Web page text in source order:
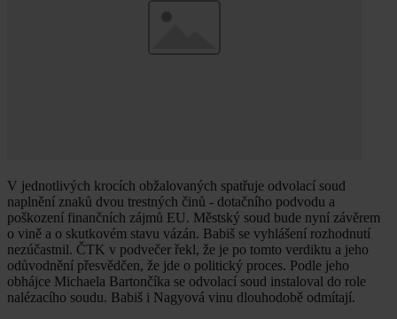
V jednotlivých krocích obžalovaných spatřuje odvolací soud
naplnění znaků dvou trestných činů - dotačního podvodu a
poškození finančních zájmů EU. Městský soud bude nyní závěrem
o vině a o skutkovém stavu vázán. Babiš se vyhlášení rozhodnutí
nezúčastnil. ČTK v podvečer řekl, že je po tomto verdiktu a jeho
odůvodnění přesvědčen, že jde o politický proces. Podle jeho
obhájce Michaela Bartončíka se odvolací soud instaloval do role
nalézacího soudu. Babiš i Nagyová vinu dlouhodobě odmítají.